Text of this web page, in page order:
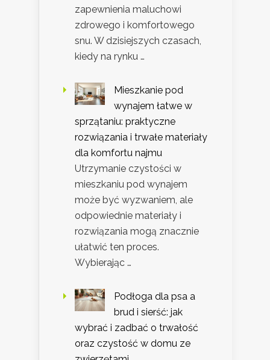
zapewnienia maluchowi
zdrowego i komfortowego
snu. W dzisiejszych czasach,
kiedy na rynku …
Mieszkanie pod
wynajem łatwe w
sprzątaniu: praktyczne
rozwiązania i trwałe materiały
dla komfortu najmu
Utrzymanie czystości w
mieszkaniu pod wynajem
może być wyzwaniem, ale
odpowiednie materiały i
rozwiązania mogą znacznie
ułatwić ten proces.
Wybierając …
Podłoga dla psa a
brud i sierść: jak
wybrać i zadbać o trwałość
oraz czystość w domu ze